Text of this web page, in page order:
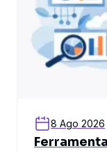
8 Ago 2026